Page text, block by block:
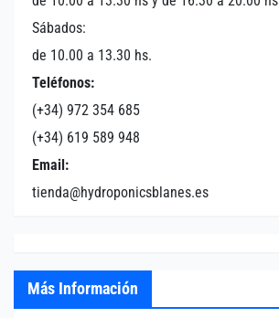
Sábados:
de 10.00 a 13.30 hs.
Teléfonos:
(+34) 972 354 685
(+34) 619 589 948
Email:
tienda@hydroponicsblanes.es
Más Información